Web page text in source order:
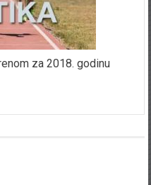
za 2018. godinu